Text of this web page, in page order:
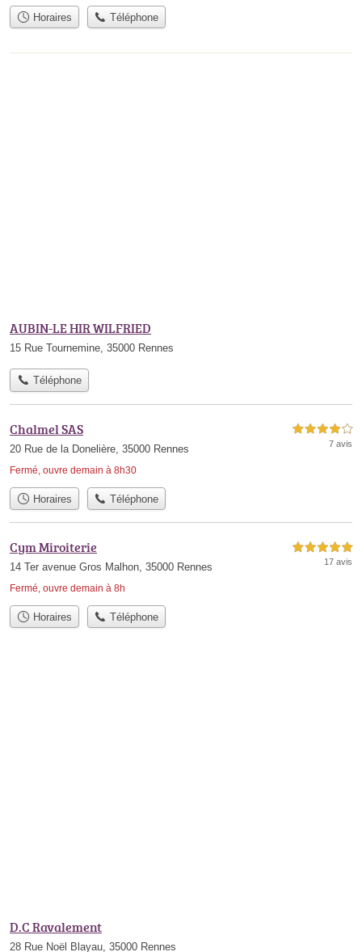
Horaires Téléphone
AUBIN-LE HIR WILFRIED
15 Rue Tournemine, 35000 Rennes
Téléphone
Chalmel SAS
20 Rue de la Donelière, 35000 Rennes
Fermé, ouvre demain à 8h30
4,0 étoiles sur 5
7 avis
Horaires Téléphone
Cym Miroiterie
14 Ter avenue Gros Malhon, 35000 Rennes
Fermé, ouvre demain à 8h
5,0 étoiles sur 5
17 avis
Horaires Téléphone
D.C Ravalement
28 Rue Noël Blayau, 35000 Rennes